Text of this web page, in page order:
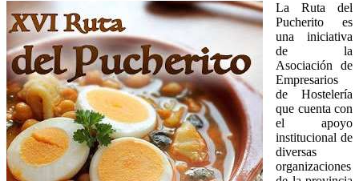
La Ruta del
Pucherito es
una iniciativa
de la
Asociación de
Empresarios
de Hostelería
que cuenta con
el apoyo
institucional de
diversas
organizaciones